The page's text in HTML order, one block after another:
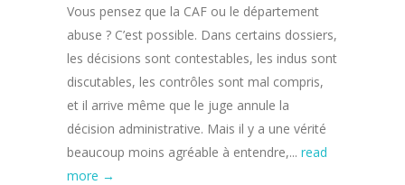
Vous pensez que la CAF ou le département
abuse ? C’est possible. Dans certains dossiers,
les décisions sont contestables, les indus sont
discutables, les contrôles sont mal compris,
et il arrive même que le juge annule la
décision administrative. Mais il y a une vérité
beaucoup moins agréable à entendre,... read
more →